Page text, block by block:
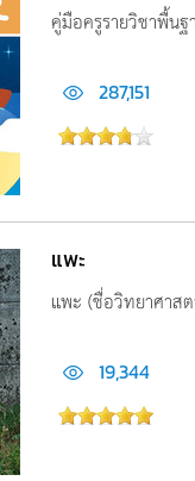
คู่มือครูรายวิชาพื้น
287,151
แพะ
แพะ (ชื่อวิทยาศาส
19,344